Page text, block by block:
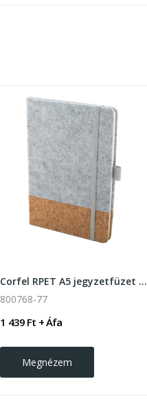
Corfel RPET A5 jegyzetfüzet vonalas lapokkal
800768-77
1 439 Ft + Áfa
Megnézem